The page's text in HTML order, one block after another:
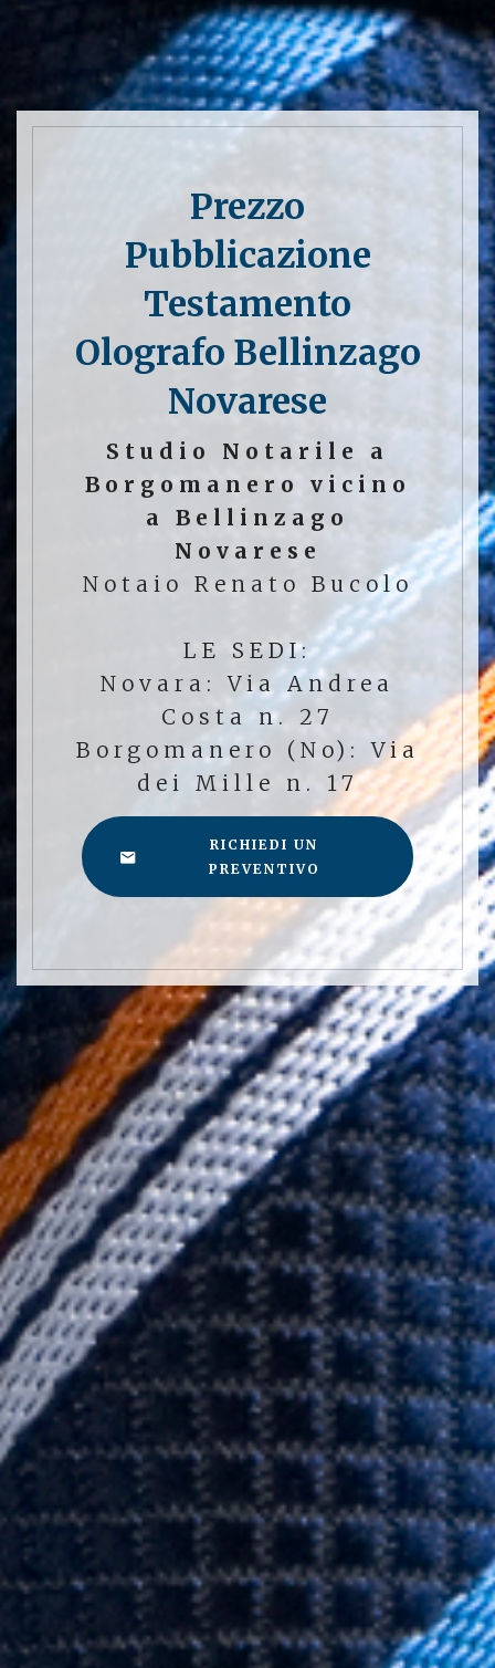
Prezzo
Pubblicazione
Testamento
Olografo Bellinzago
Novarese
Studio Notarile a
Borgomanero vicino
a Bellinzago
Novarese
Notaio Renato Bucolo
LE SEDI:
Novara: Via Andrea
Costa n. 27
Borgomanero (No): Via
dei Mille n. 17
RICHIEDI UN
PREVENTIVO